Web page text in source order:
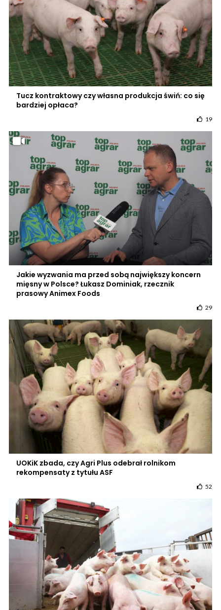
Tucz kontraktowy czy własna produkcja świń: co się
bardziej opłaca?
19
Jakie wyzwania ma przed sobą największy koncern
mięsny w Polsce? Łukasz Dominiak, rzecznik
prasowy Animex Foods
29
UOKiK zbada, czy Agri Plus odebrał rolnikom
rekompensaty z tytułu ASF
52